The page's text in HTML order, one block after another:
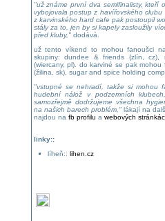
"už známe první dva semifinalisty,
vybojovala postup z havířovského
z karvinského hard cafe pak postoupil
stály za to, jen by si kapely zasloužily
před kluby,"dodává.
už tento víkend to mohou fanoušci
skupiny: dundee & friends (zlín, cz),
(wiercany, pl). do karviné se pak
(žilina, sk), sugar and spice holding
"vstupné se nehradí, takže si mohou
hudební nálož v podzemních
samozřejmě dodržujeme všechna
na našich barech problém,"lákají na
najdou na fb profilu a webových
linky::
líheň:: lihen.cz